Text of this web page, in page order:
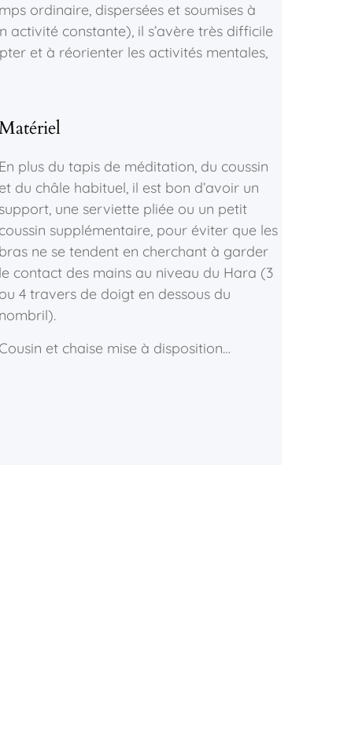
ordinaire, dispersées et soumises à
activité constante), il s’avère très difficile
et à réorienter les activités mentales,
En plus du tapis de méditation, du coussin
et du châle habituel, il est bon d’avoir un
support, une serviette pliée ou un petit
coussin supplémentaire, pour éviter que les
bras ne se tendent en cherchant à garder
le contact des mains au niveau du Hara (3
ou 4 travers de doigt en dessous du
nombril).
Cousin et chaise mise à disposition…